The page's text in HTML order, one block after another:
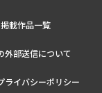
掲載作品一覧
外部送信について
ライバシーポリシー